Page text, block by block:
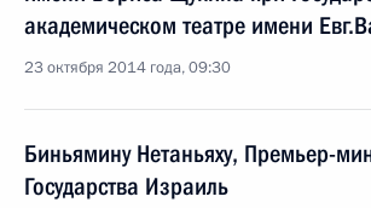
академическом театре имени
23 октября 2014 года, 09:30
Биньямину Нетаньяху, Премьер-
Государства Израиль